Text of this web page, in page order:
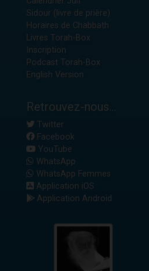
Sidour (livre de prière)
Horaires de Chabbath
Livres Torah-Box
Inscription
Podcast Torah-Box
English Version
Retrouvez-nous...
Twitter
Facebook
YouTube
WhatsApp
WhatsApp Femmes
Application iOS
Application Android